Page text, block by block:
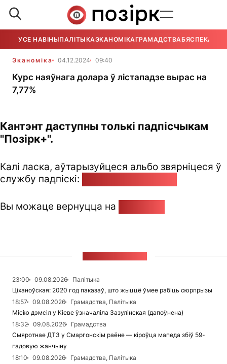
УСЕ НАВІНЫПАЛІТЫКАЭКАНОМІКАГРАМАДСТВАБЯСПЕКА
Эканоміка 04.12.2024 09:40
Курс наяўнага долара ў лістападзе вырас на
7,77%
Кантэнт даступны толькі падпісчыкам
"Позірк+".
Калі ласка, аўтарызуйцеся альбо звярніцеся ў
службу падпіскі:
Вы можаце вернуцца на
23:00 09.08.2026
Палітыка
Ціханоўская: 2020 год паказаў, што жыццё ўмее рабіць сюрпрызы
18:57
09.08.2026
Грамадства, Палітыка
Місію дэмсіл у Кіеве ўзначаліла Зазулінская (дапоўнена)
18:32
09.08.2026
Грамадства
Смяротнае ДТЗ у Смаргонскім раёне — кіроўца мапеда збіў 59-
гадовую жанчыну
18:10
09.08.2026
Грамадства, Палітыка